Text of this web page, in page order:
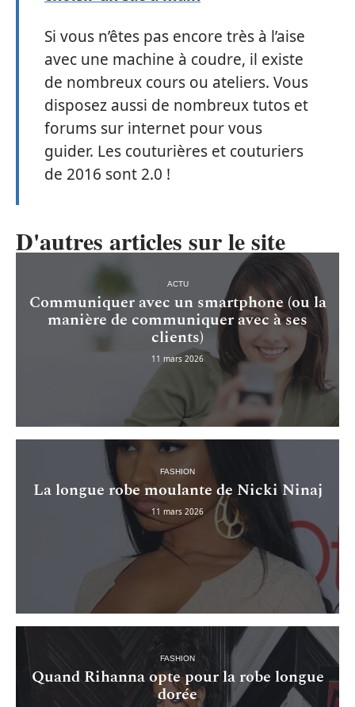
Si vous n’êtes pas encore très à l’aise
avec une machine à coudre, il existe
de nombreux cours ou ateliers. Vous
disposez aussi de nombreux tutos et
forums sur internet pour vous
guider. Les couturières et couturiers
de 2016 sont 2.0 !
D'autres articles sur le site
ACTU
Communiquer avec un smartphone (ou la
manière de communiquer avec à ses
clients)
11 mars 2026
FASHION
La longue robe moulante de Nicki Ninaj
11 mars 2026
FASHION
Quand Rihanna opte pour la robe longue
dorée